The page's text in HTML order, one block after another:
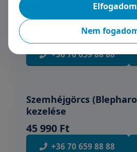
Tenyér izzadás botox
+36 70 659 88 88
Szemhéjgörcs
kezelése
45 990 Ft
+36 70 659 88 88
Nem
Elfogadom